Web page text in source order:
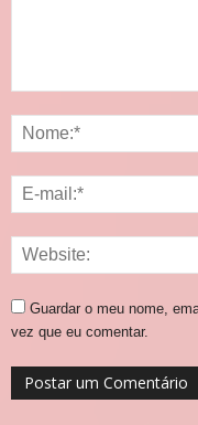
Guardar o meu nome,
vez que eu comentar.